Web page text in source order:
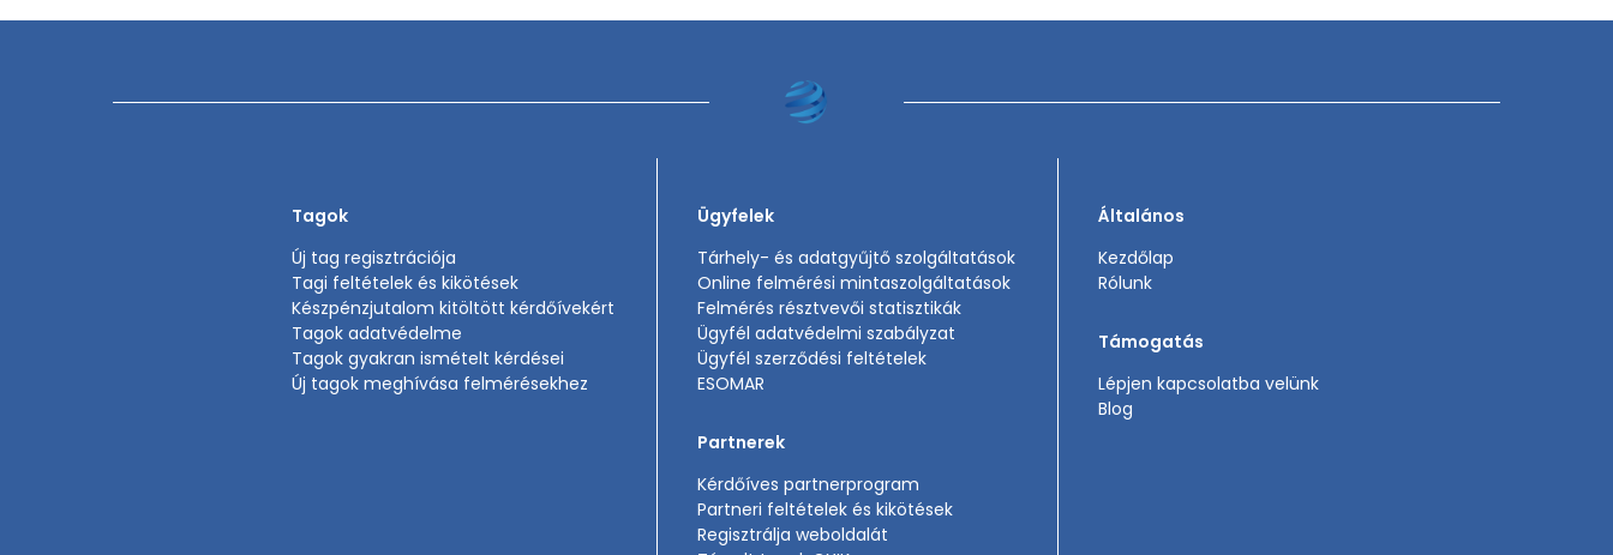
Tagok
Új tag regisztrációja
Tagi feltételek és kikötések
Készpénzjutalom kitöltött kérdőívekért
Tagok adatvédelme
Tagok gyakran ismételt kérdései
Új tagok meghívása felmérésekhez
Ügyfelek
Tárhely- és adatgyűjtő szolgáltatások
Online felmérési mintaszolgáltatások
Felmérés résztvevői statisztikák
Ügyfél adatvédelmi szabályzat
Ügyfél szerződési feltételek
ESOMAR
Partnerek
Kérdőíves partnerprogram
Partneri feltételek és kikötések
Regisztrálja weboldalát
Általános
Kezdőlap
Rólunk
Támogatás
Lépjen kapcsolatba velünk
Blog